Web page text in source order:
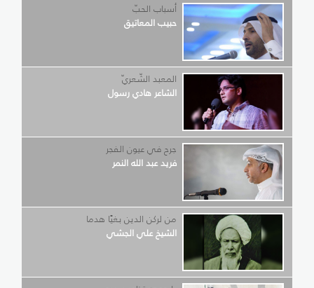
أسباب الحبّ
حبيب المعاتيق
المعبد الشّعريّ
الشاعر هادي رسول
جرح في عيون الفجر
فريد عبد الله النمر
من لركن الدين بغيًا هدما
الشيخ علي الجشي